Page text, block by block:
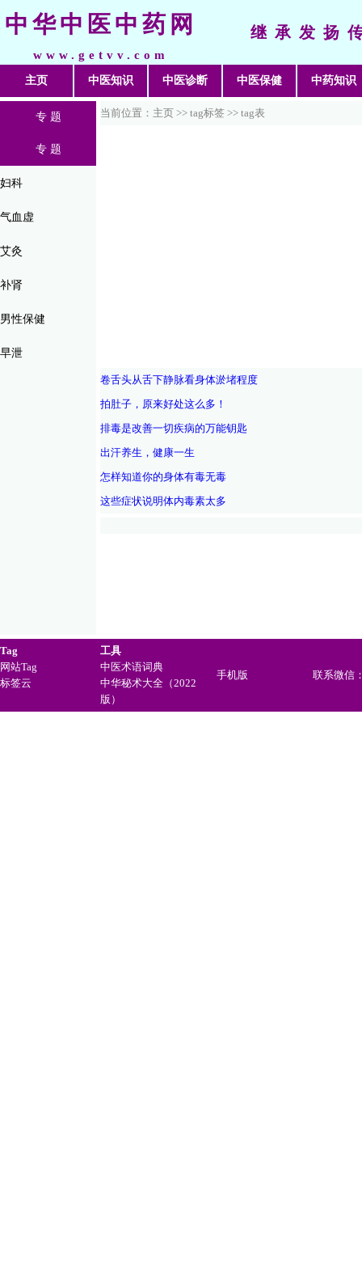
中华中医中药网
www.getvv.com
继承发扬
主页 中医知识 中医诊断 中医保健 中药知识
专 题
专 题
妇科
气血虚
艾灸
补肾
男性保健
早泄
当前位置：主页 >> tag标签 >> tag表
卷舌头从舌下静脉看身体淤堵程度
拍肚子，原来好处这么多！
排毒是改善一切疾病的万能钥匙
出汗养生，健康一生
怎样知道你的身体有毒无毒
这些症状说明体内毒素太多
Tag
网站Tag
标签云
工具
中医术语词典
中华秘术大全（2022
版）
手机版 联系微信